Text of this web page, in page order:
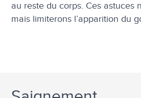
au reste du corps. Ces astuces
mais limiterons l’apparition du